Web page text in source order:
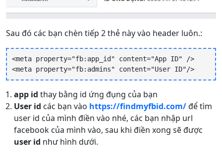
Sau đó các bạn chèn tiếp 2 thẻ này vào header luôn.:
<meta property="fb:app_id" content="App ID" />
<meta property="fb:admins" content="User ID"/>
app id thay bằng id ứng đụng của bạn
User id các bạn vào https://findmyfbid.com/để tìm
user id của mình điền vào nhé, các bạn nhập url
facebook của mình vào, sau khi điền xong sẽ được
user id như hình dưới.